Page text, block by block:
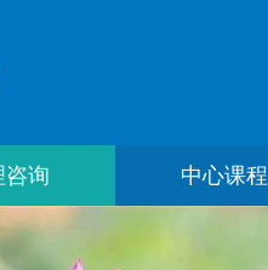
咨询 中心课程